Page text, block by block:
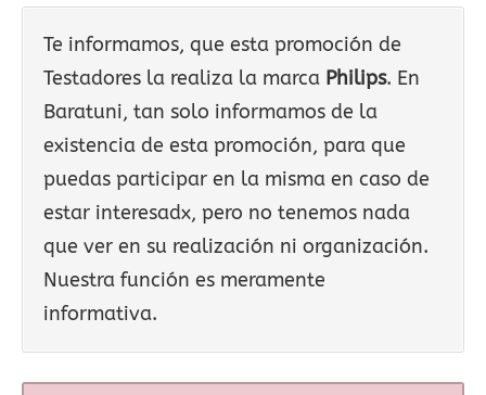
Te informamos, que esta promoción de
Testadores la realiza la marca Philips. En
Baratuni, tan solo informamos de la
existencia de esta promoción, para que
puedas participar en la misma en caso de
estar interesadx, pero no tenemos nada
que ver en su realización ni organización.
Nuestra función es meramente
informativa.